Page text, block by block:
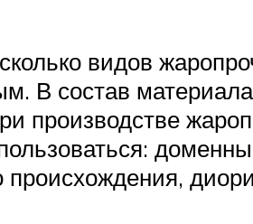
видов
В состав
производстве
происхождения,